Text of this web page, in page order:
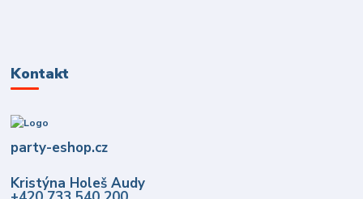
Kontakt
party-eshop.cz
Kristýna Holeš Audy